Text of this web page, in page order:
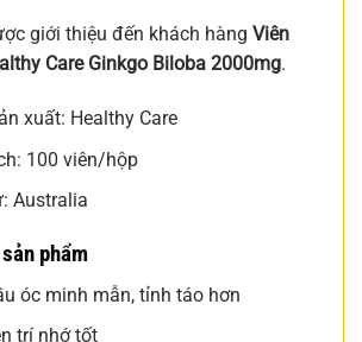
giới thiệu đến khách hàng Viên
Care Ginkgo Biloba 2000mg.
xuất: Healthy Care
100 viên/hộp
Australia
phẩm
óc minh mẫn, tỉnh táo hơn
trí nhớ tốt